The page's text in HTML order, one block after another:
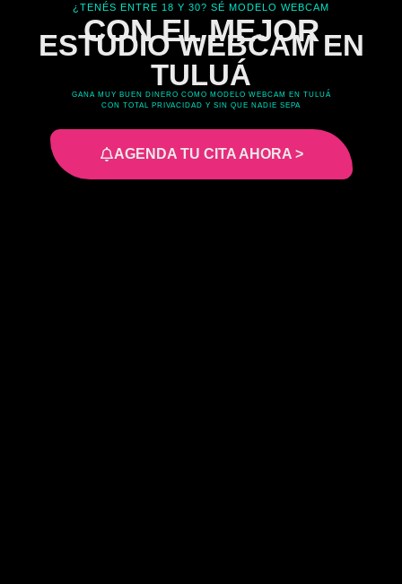
¿TENÉS ENTRE 18 Y 30? SÉ MODELO WEBCAM
CON EL MEJOR
ESTUDIO WEBCAM EN
TULUÁ
GANA MUY BUEN DINERO COMO MODELO WEBCAM EN TULUÁ
CON TOTAL PRIVACIDAD Y SIN QUE NADIE SEPA
AGENDA TU CITA AHORA >